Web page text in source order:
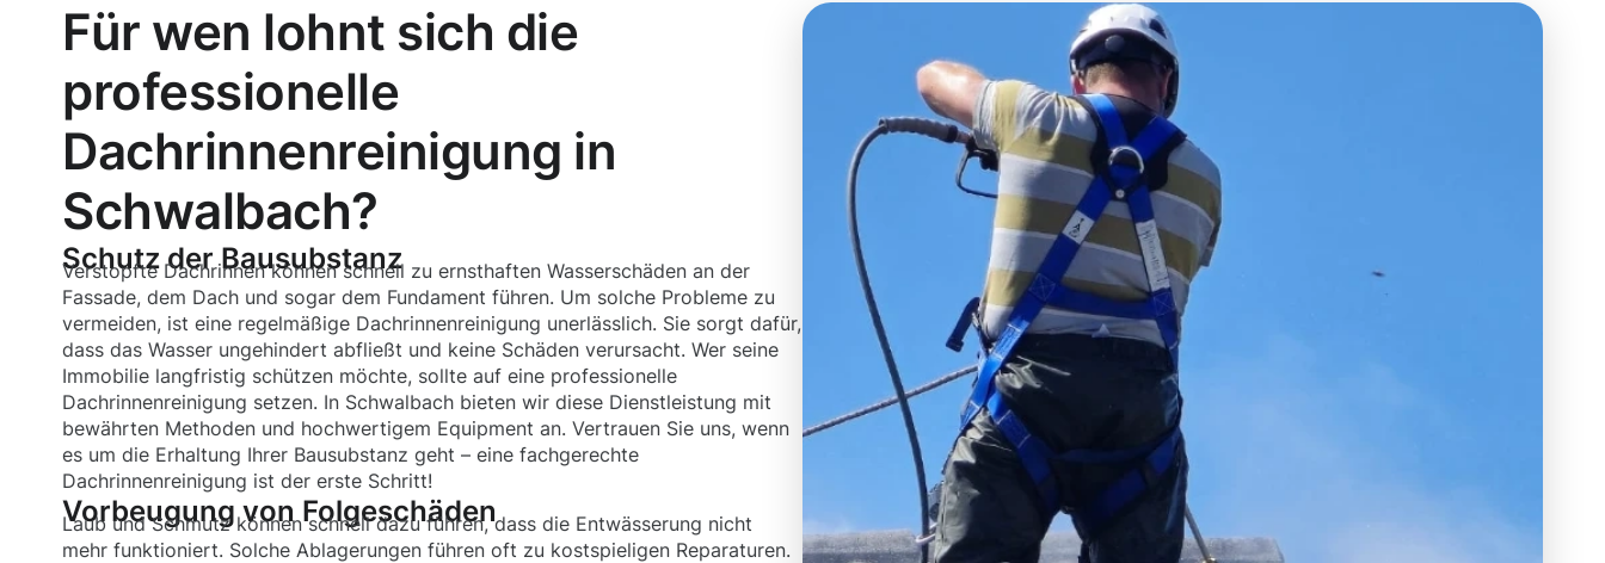
Für wen lohnt sich die
professionelle
Dachrinnenreinigung in
Schwalbach?
Schutz der Bausubstanz
Verstopfte Dachrinnen können schnell zu ernsthaften Wasserschäden an der
Fassade, dem Dach und sogar dem Fundament führen. Um solche Probleme zu
vermeiden, ist eine regelmäßige Dachrinnenreinigung unerlässlich. Sie sorgt dafür,
dass das Wasser ungehindert abfließt und keine Schäden verursacht. Wer seine
Immobilie langfristig schützen möchte, sollte auf eine professionelle
Dachrinnenreinigung setzen. In Schwalbach bieten wir diese Dienstleistung mit
bewährten Methoden und hochwertigem Equipment an. Vertrauen Sie uns, wenn
es um die Erhaltung Ihrer Bausubstanz geht – eine fachgerechte
Dachrinnenreinigung ist der erste Schritt!
Vorbeugung von Folgeschäden
Laub und Schmutz können schnell dazu führen, dass die Entwässerung nicht
mehr funktioniert. Solche Ablagerungen führen oft zu kostspieligen Reparaturen.